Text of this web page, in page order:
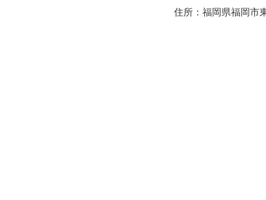
住所：福岡県福岡市